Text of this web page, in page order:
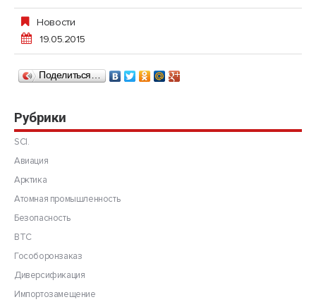
Новости
19.05.2015
Поделиться…
Рубрики
SCI.
Авиация
Арктика
Атомная промышленность
Безопасность
ВТС
Гособоронзаказ
Диверсификация
Импортозамещение